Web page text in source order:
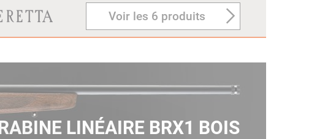
Voir les 6 produits
LINÉAIRE BRX1 BOIS